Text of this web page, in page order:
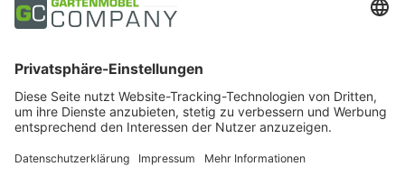
Zahlungsarten